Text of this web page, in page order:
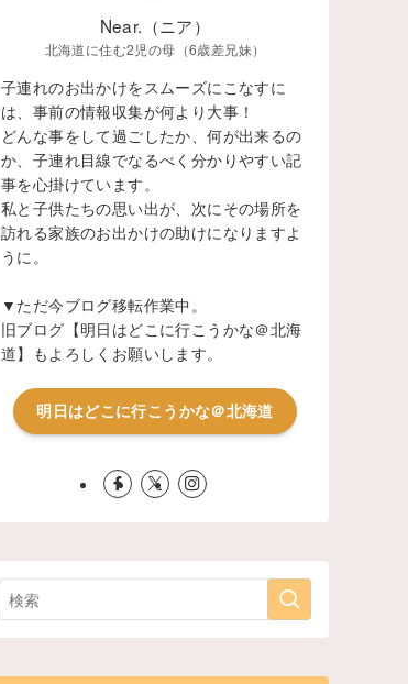
Near.（ニア）
北海道に住む2児の母（6歳差兄妹）
子連れのお出かけをスムーズにこなすに
は、事前の情報収集が何より大事！
どんな事をして過ごしたか、何が出来るの
か、子連れ目線でなるべく分かりやすい記
事を心掛けています。
私と子供たちの思い出が、次にその場所を
訪れる家族のお出かけの助けになりますよ
うに。
▼ただ今ブログ移転作業中。
旧ブログ【明日はどこに行こうかな＠北海
道】もよろしくお願いします。
明日はどこに行こうかな＠北海道